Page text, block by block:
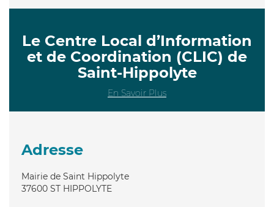
Le Centre Local d’Information
et de Coordination (CLIC) de
Saint-Hippolyte
En Savoir Plus
Adresse
Mairie de Saint Hippolyte
37600 ST HIPPOLYTE